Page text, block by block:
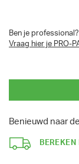
Ben je professional?
Vraag hier je PRO-
Benieuwd naar